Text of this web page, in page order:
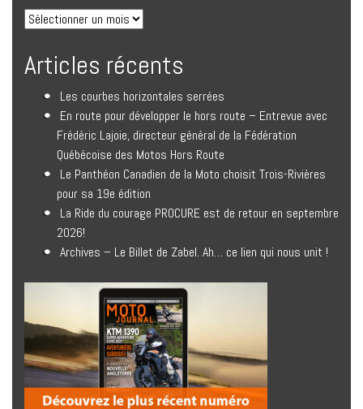
Articles récents
Les courbes horizontales serrées
En route pour développer le hors route – Entrevue avec
Frédéric Lajoie, directeur général de la Fédération
Québécoise des Motos Hors Route
Le Panthéon Canadien de la Moto choisit Trois-Rivières
pour sa 19e édition
La Ride du courage PROCURE est de retour en septembre
2026!
Archives – Le Billet de Zabel. Ah… ce lien qui nous unit !